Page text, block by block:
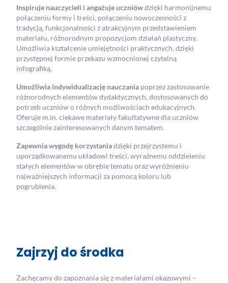
Inspiruje nauczycieli i angażuje uczniówdzięki harmonijnemu
połączeniu formy i treści, połączeniu nowoczesności z
tradycją, funkcjonalności z atrakcyjnym przedstawieniem
materiału, różnorodnym propozycjom działań plastyczny.
Umożliwia kształcenie umiejętności praktycznych, dzięki
przystępnej formie przekazu wzmocnionej czytelną
infografiką.
Umożliwia indywidualizację nauczania poprzez zastosowanie
różnorodnych elementów dydaktycznych, dostosowanych do
potrzeb uczniów o różnych możliwościach edukacyjnych.
Oferuje m.in. ciekawe materiały fakultatywne dla uczniów
szczególnie zainteresowanych danym tematem.
Zapewnia wygodę korzystaniadzięki przejrzystemu i
uporządkowanemu układowi treści, wyraźnemu oddzieleniu
stałych elementów w obrębie tematu oraz wyróżnieniu
najważniejszych informacji za pomocą koloru lub
pogrubienia.
Zajrzyj do środka
Zachęcamy do zapoznania się z materiałami okazowymi –